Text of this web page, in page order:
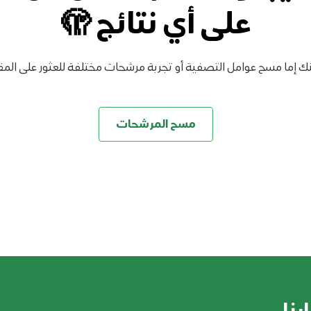
على أي نتائج 🫣
إما مسح عوامل التصفية أو تجربة مرشحات مختلفة للعثور على
مسح المرشحات